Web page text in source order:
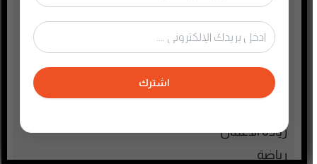
تكنولوجيا وتقنية
حقوق وقانون
ريادة الأعمال
رياضة
اشترك